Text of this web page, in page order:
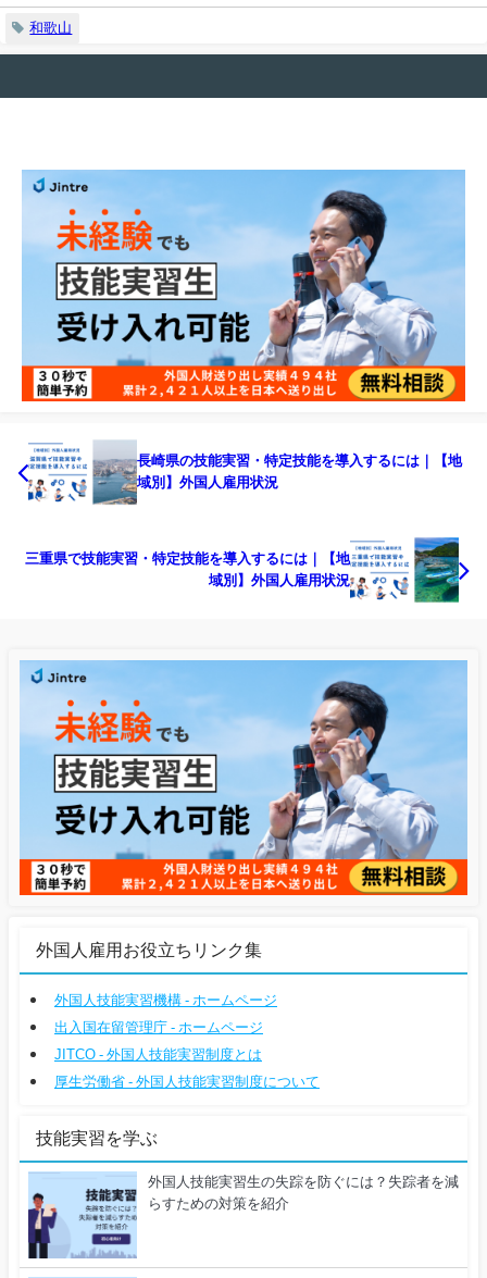
和歌山
長崎県の技能実習・特定技能を導入するには｜【地
域別】外国人雇用状況
三重県で技能実習・特定技能を導入するには｜【地
域別】外国人雇用状況
外国人雇用お役立ちリンク集
外国人技能実習機構 - ホームページ
出入国在留管理庁 - ホームページ
JITCO - 外国人技能実習制度とは
厚生労働省 - 外国人技能実習制度について
技能実習を学ぶ
外国人技能実習生の失踪を防ぐには？失踪者を減
らすための対策を紹介